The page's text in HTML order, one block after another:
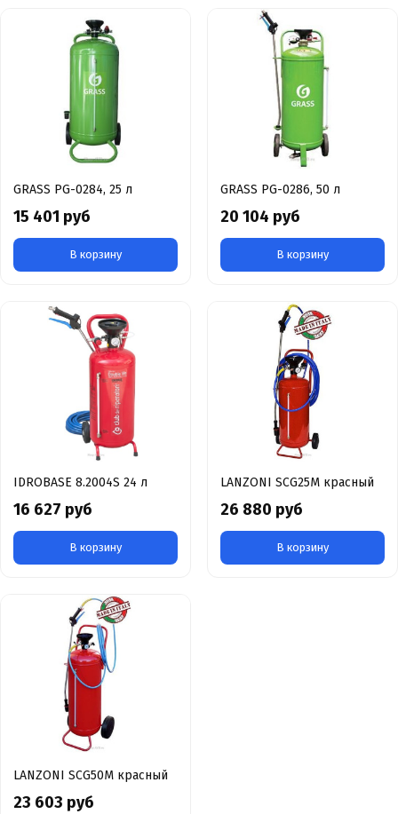
GRASS PG-0284, 25 л
15 401 руб
В корзину
GRASS PG-0286, 50 л
20 104 руб
В корзину
IDROBASE 8.2004S 24 л
16 627 руб
В корзину
LANZONI SCG25M красный
26 880 руб
В корзину
LANZONI SCG50M красный
23 603 руб